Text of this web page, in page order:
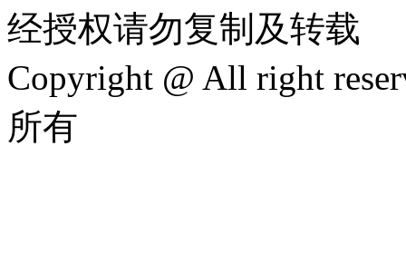
经授权请勿复制及转载
Copyright @ All right
所有